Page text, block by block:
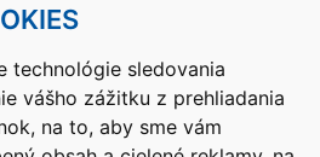
technológie sledovania
vášho zážitku z prehliadania
na to, aby sme vám
Vyhlásenie o prístupnosti